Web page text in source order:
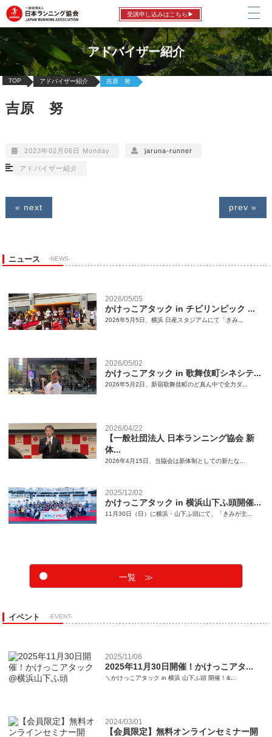
受講申し込みはこちら▶
アドバイザー紹介
TOP アドバイザー紹介 吉原 努
吉原 努
2023年02月06日 Monday jaruna-runner
アドバイザー紹介
« next prev »
ニュース -NEWS-
2026/05/05
かけっこアタック in チビリンピック ...
2026年5月5日、横浜 日産スタジアムにて「きみ...
2026/05/02
かけっこアタック in 歌舞伎町シネシテ...
2026年5月2日、新宿歌舞伎町のど真ん中で全力ダ...
2026/04/22
【一般社団法人 日本ランニング協会 新
体...
2026年4月15日、当協会は新体制としての新たな...
2025/12/02
かけっこアタック in 横浜山下ふ頭開催...
11月30日（日）に横浜・山下ふ頭にて、「きみが主...
一覧 ≫
イベント -EVENT-
2025/11/06
2025年11月30日開催！かけっこアタ...
＼かけっこアタック in 横浜 山下ふ頭 開催！&...
2024/03/01
【会員限定】無料オンラインセミナー開